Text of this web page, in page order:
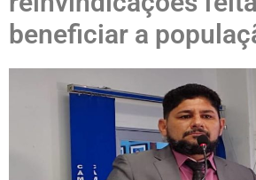
beneficiar a